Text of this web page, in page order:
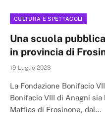
CULTURA E SPETTACOLI
Una scuola
in provincia di
19 Luglio 2023
La Fondazione Bonifacio
Bonifacio VIII di Anagni sia
Mattias di Frosinone, dal…